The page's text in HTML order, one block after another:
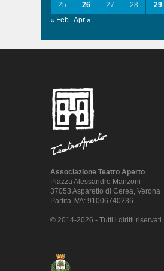
25 26 27 28 29
« Feb Apr »
Associazione Teatro Aperto
Piazza Alessandro Manzoni
37053 Asparetto di Cerea, Verona
Partita IVA: 91006740236
© 2014-2026 - Tutti i diritti riservati.